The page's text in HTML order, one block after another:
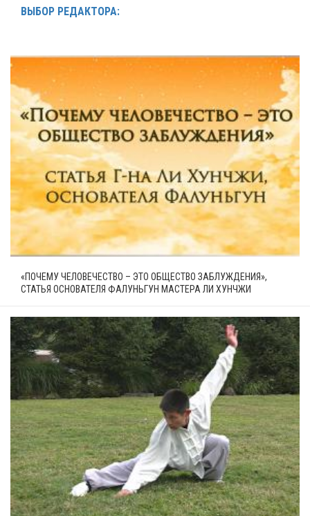
ВЫБОР РЕДАКТОРА:
«ПОЧЕМУ ЧЕЛОВЕЧЕСТВО – ЭТО ОБЩЕСТВО ЗАБЛУЖДЕНИЯ»,
СТАТЬЯ ОСНОВАТЕЛЯ ФАЛУНЬГУН МАСТЕРА ЛИ ХУНЧЖИ